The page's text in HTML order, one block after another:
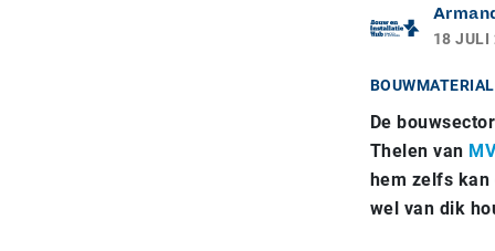
18 JULI
De
Thelen van
hem zelfs
wel van dik